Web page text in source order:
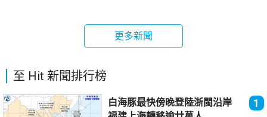
更多新聞
至 Hit 新聞排行榜
白海豚最快傍晚登陸浙閩沿岸
1